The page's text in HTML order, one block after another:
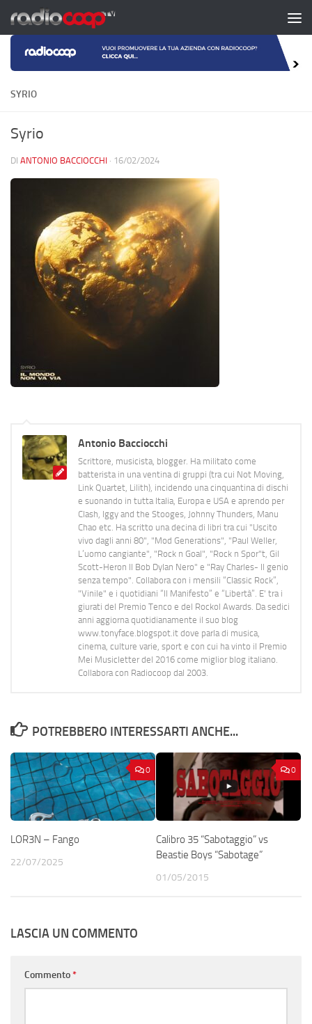
Salta al contenuto
SYRIO
Syrio
DI ANTONIO BACCIOCCHI · 16/02/2024
Antonio Bacciocchi
Scrittore, musicista, blogger. Ha militato come
batterista in una ventina di gruppi (tra cui Not Moving,
Link Quartet, Lilith), incidendo una cinquantina di dischi
e suonando in tutta Italia, Europa e USA e aprendo per
Clash, Iggy and the Stooges, Johnny Thunders, Manu
Chao etc. Ha scritto una decina di libri tra cui "Uscito
vivo dagli anni 80", "Mod Generations", "Paul Weller,
L’uomo cangiante", "Rock n Goal", "Rock n Spor"t, Gil
Scott-Heron Il Bob Dylan Nero" e "Ray Charles- Il genio
senza tempo". Collabora con i mensili “Classic Rock”,
"Vinile" e i quotidiani “Il Manifesto” e “Libertà”. E' tra i
giurati del Premio Tenco e del Rockol Awards. Da sedici
anni aggiorna quotidianamente il suo blog
www.tonyface.blogspot.it dove parla di musica,
cinema, culture varie, sport e con cui ha vinto il Premio
Mei Musicletter del 2016 come miglior blog italiano.
Collabora con Radiocoop dal 2003.
POTREBBERO INTERESSARTI ANCHE...
0
LOR3N – Fango
22/07/2025
0
Calibro 35 “Sabotaggio” vs
Beastie Boys “Sabotage”
01/05/2015
LASCIA UN COMMENTO
Commento*